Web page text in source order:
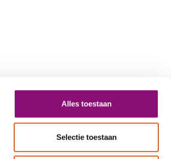
Alles toestaan
Selectie toestaan